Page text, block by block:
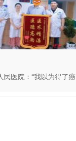
民医院：“我以为得了癌
却说根源在情绪”——一